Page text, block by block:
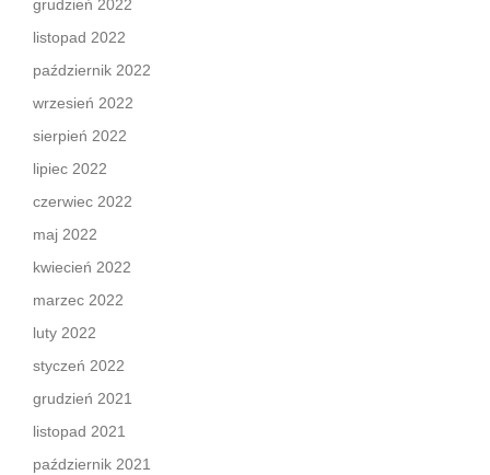
grudzień 2022
listopad 2022
październik 2022
wrzesień 2022
sierpień 2022
lipiec 2022
czerwiec 2022
maj 2022
kwiecień 2022
marzec 2022
luty 2022
styczeń 2022
grudzień 2021
listopad 2021
październik 2021